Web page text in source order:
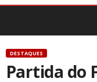
DESTAQUES
Partida do